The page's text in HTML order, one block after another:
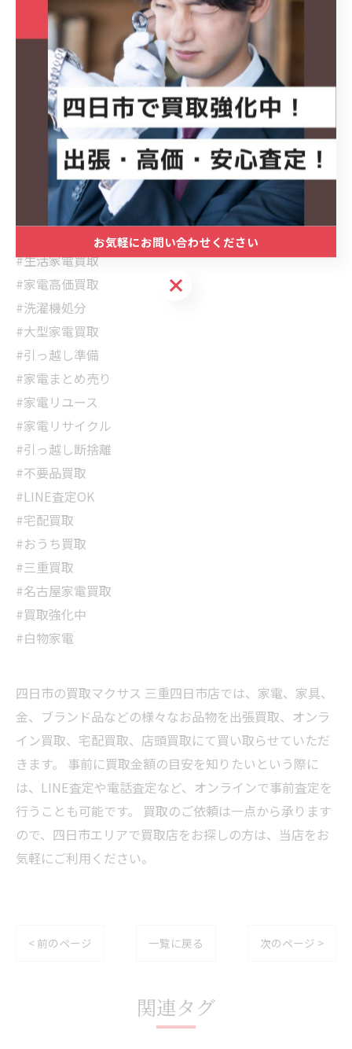
#出張買取
#買取マクサス
#買取マクサス三重四日市店
#四日市買取
#四日市出張買取
#家電買取
#洗濯機買取
#アクア洗濯機
#AQUA買取
#生活家電買取
#家電高価買取
#洗濯機処分
#大型家電買取
#引っ越し準備
#家電まとめ売り
#家電リユース
#家電リサイクル
#引っ越し断捨離
#不要品買取
#LINE査定OK
#宅配買取
#おうち買取
#三重買取
#名古屋家電買取
#買取強化中
#白物家電
四日市の買取マクサス 三重四日市店では、家電、家具、
金、ブランド品などの様々なお品物を出張買取、オンラ
イン買取、宅配買取、店頭買取にて買い取らせていただ
きます。 事前に買取金額の目安を知りたいという際に
は、LINE査定や電話査定など、オンラインで事前査定を
行うことも可能です。 買取のご依頼は一点から承ります
ので、四日市エリアで買取店をお探しの方は、当店をお
気軽にご利用ください。
< 前のページ 一覧に戻る 次のページ >
関連タグ
お気軽にお問い合わせください
お気軽にお問い合わせください